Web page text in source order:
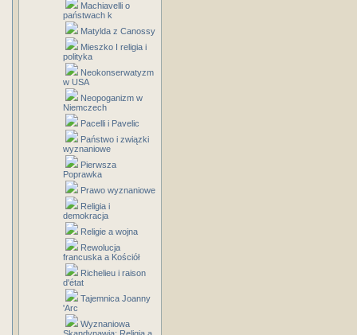
Machiavelli o
państwach k
Matylda z Canossy
Mieszko I religia i
polityka
Neokonserwatyzm
w USA
Neopoganizm w
Niemczech
Pacelli i Pavelic
Państwo i związki
wyznaniowe
Pierwsza
Poprawka
Prawo wyznaniowe
Religia i
demokracja
Religie a wojna
Rewolucja
francuska a Kościół
Richelieu i raison
d'état
Tajemnica Joanny
'Arc
Wyznaniowa